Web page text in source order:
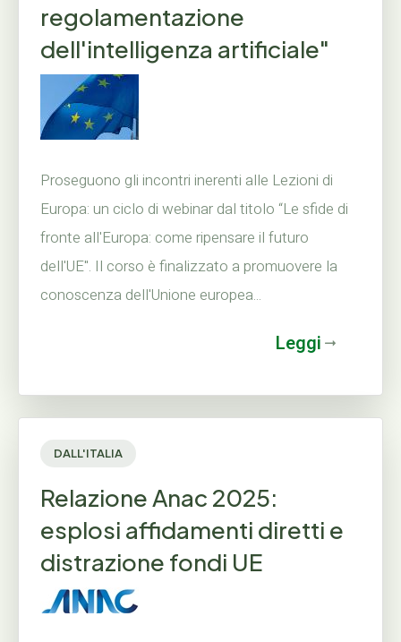
regolamentazione
dell'intelligenza artificiale"
Proseguono gli incontri inerenti alle Lezioni di
Europa: un ciclo di webinar dal titolo “Le sfide di
fronte all'Europa: come ripensare il futuro
dell'UE". Il corso è finalizzato a promuovere la
conoscenza dell'Unione europea...
Leggi
DALL'ITALIA
Relazione Anac 2025:
esplosi affidamenti diretti e
distrazione fondi UE